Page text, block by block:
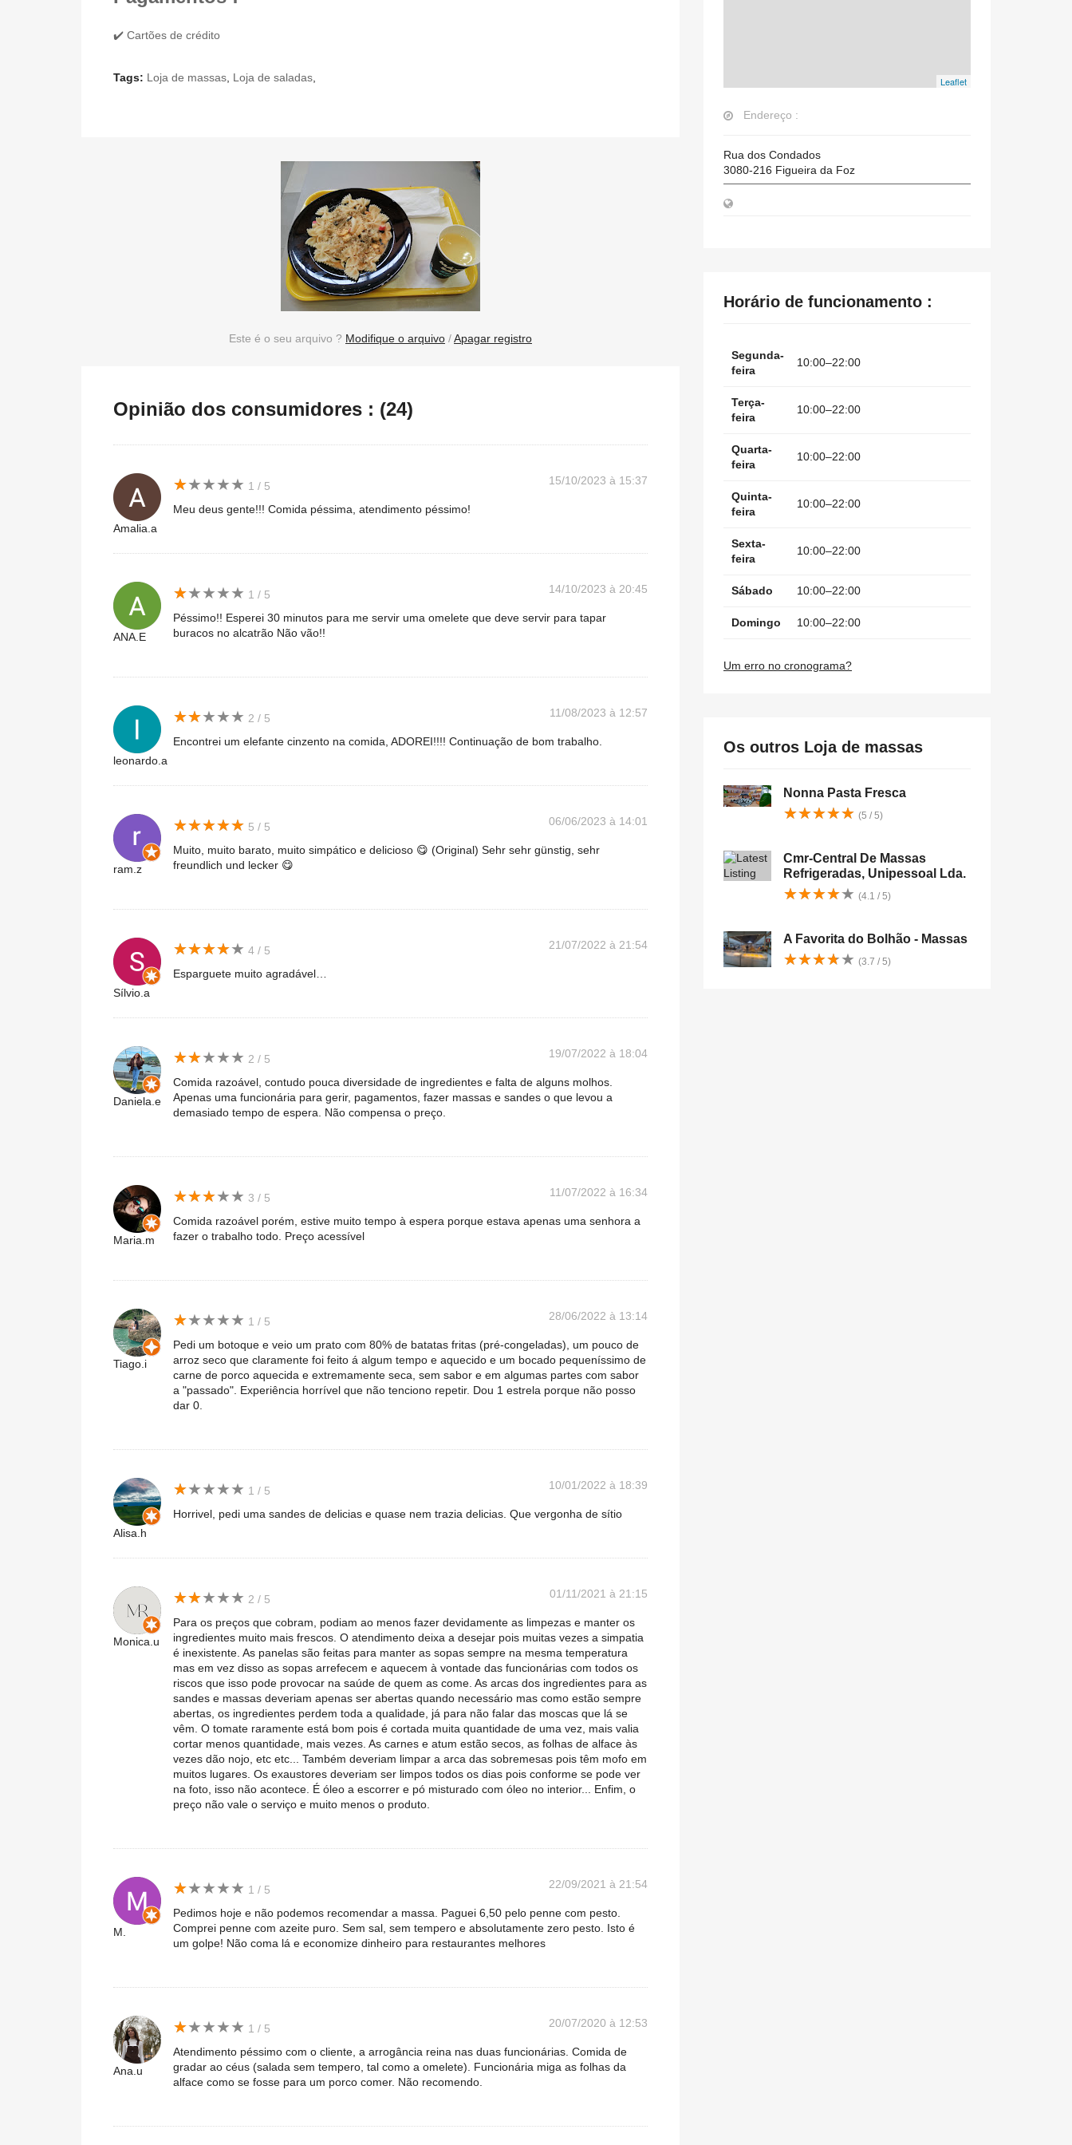
✔️ Cartões de crédito
Tags: Loja de massas Loja de saladas
Este é o seu arquivo ? Modifique o arquivo /Apagar registro
Opinião dos consumidores : (24)
Amalia.a
★★★★★
★★★★★ 1 / 5 15/10/2023 à 15:37
Meu deus gente!!! Comida péssima, atendimento péssimo!
ANA.E
★★★★★
★★★★★ 1 / 5 14/10/2023 à 20:45
Péssimo!! Esperei 30 minutos para me servir uma omelete que deve servir para tapar
buracos no alcatrão Não vão!!
leonardo.a
★★★★★
★★★★★ 2 / 5 11/08/2023 à 12:57
Encontrei um elefante cinzento na comida, ADOREI!!!! Continuação de bom trabalho.
ram.z
★★★★★
★★★★★ 5 / 5 06/06/2023 à 14:01
Muito, muito barato, muito simpático e delicioso 😋 (Original) Sehr sehr günstig, sehr
freundlich und lecker 😋
Sílvio.a
★★★★★
★★★★★ 4 / 5 21/07/2022 à 21:54
Esparguete muito agradável…
Daniela.e
★★★★★
★★★★★ 2 / 5 19/07/2022 à 18:04
Comida razoável, contudo pouca diversidade de ingredientes e falta de alguns molhos.
Apenas uma funcionária para gerir, pagamentos, fazer massas e sandes o que levou a
demasiado tempo de espera. Não compensa o preço.
Maria.m
★★★★★
★★★★★ 3 / 5 11/07/2022 à 16:34
Comida razoável porém, estive muito tempo à espera porque estava apenas uma senhora a
fazer o trabalho todo. Preço acessível
Tiago.i
★★★★★
★★★★★ 1 / 5 28/06/2022 à 13:14
Pedi um botoque e veio um prato com 80% de batatas fritas (pré-congeladas), um pouco de
arroz seco que claramente foi feito á algum tempo e aquecido e um bocado pequeníssimo de
carne de porco aquecida e extremamente seca, sem sabor e em algumas partes com sabor
a "passado". Experiência horrível que não tenciono repetir. Dou 1 estrela porque não posso
dar 0.
Alisa.h
★★★★★
★★★★★ 1 / 5 10/01/2022 à 18:39
Horrivel, pedi uma sandes de delicias e quase nem trazia delicias. Que vergonha de sítio
Monica.u
★★★★★
★★★★★ 2 / 5 01/11/2021 à 21:15
Para os preços que cobram, podiam ao menos fazer devidamente as limpezas e manter os
ingredientes muito mais frescos. O atendimento deixa a desejar pois muitas vezes a simpatia
é inexistente. As panelas são feitas para manter as sopas sempre na mesma temperatura
mas em vez disso as sopas arrefecem e aquecem à vontade das funcionárias com todos os
riscos que isso pode provocar na saúde de quem as come. As arcas dos ingredientes para as
sandes e massas deveriam apenas ser abertas quando necessário mas como estão sempre
abertas, os ingredientes perdem toda a qualidade, já para não falar das moscas que lá se
vêm. O tomate raramente está bom pois é cortada muita quantidade de uma vez, mais valia
cortar menos quantidade, mais vezes. As carnes e atum estão secos, as folhas de alface às
vezes dão nojo, etc etc... Também deveriam limpar a arca das sobremesas pois têm mofo em
muitos lugares. Os exaustores deveriam ser limpos todos os dias pois conforme se pode ver
na foto, isso não acontece. É óleo a escorrer e pó misturado com óleo no interior... Enfim, o
preço não vale o serviço e muito menos o produto.
M.
★★★★★
★★★★★ 1 / 5 22/09/2021 à 21:54
Pedimos hoje e não podemos recomendar a massa. Paguei 6,50 pelo penne com pesto.
Comprei penne com azeite puro. Sem sal, sem tempero e absolutamente zero pesto. Isto é
um golpe! Não coma lá e economize dinheiro para restaurantes melhores
Ana.u
★★★★★
★★★★★ 1 / 5 20/07/2020 à 12:53
Atendimento péssimo com o cliente, a arrogância reina nas duas funcionárias. Comida de
gradar ao céus (salada sem tempero, tal como a omelete). Funcionária miga as folhas da
alface como se fosse para um porco comer. Não recomendo.
Leaflet
Endereço :
Rua dos Condados
3080-216 Figueira da Foz
Horário de funcionamento :
Segunda-
feira
10:00–22:00
Terça-
feira
10:00–22:00
Quarta-
feira
10:00–22:00
Quinta-
feira
10:00–22:00
Sexta-
feira
10:00–22:00
Sábado 10:00–22:00
Domingo 10:00–22:00
Um erro no cronograma?
Os outros Loja de massas
Nonna Pasta Fresca
★★★★★
★★★★★ (5 / 5)
Cmr-Central De Massas
Refrigeradas, Unipessoal Lda.
★★★★★
★★★★★ (4.1 / 5)
A Favorita do Bolhão - Massas
★★★★★
★★★★★ (3.7 / 5)